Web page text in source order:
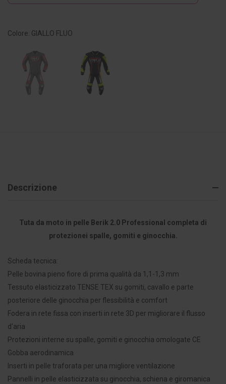
Colore: GIALLO FLUO
Descrizione
Tuta da moto in pelle Berik 2.0 Professional completa di
protezionei spalle, gomiti e ginocchia.
Scheda tecnica:
Pelle bovina pieno fiore di prima qualità da 1,1-1,3 mm
Tessuto elasticizzato TENSE TEX su gomiti, cavallo e parte
posteriore delle ginocchia per flessibilità e comfort
Fodera in rete fissa con inserti in rete 3D per migliorare il flusso
d'aria
Protezioni interne su spalle, gomiti e ginocchia omologate CE
Gobba aerodinamica
Inserti in pelle traforata per una migliore ventilazione
Pannelli in pelle elasticizzata su ginocchia, schiena e giromanica